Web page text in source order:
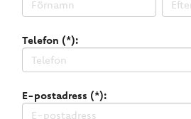
Telefon (*):
E-postadress (*):